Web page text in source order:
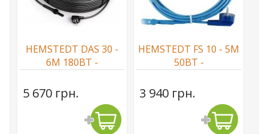
HEMSTEDT DAS 30 -
6М 180ВТ -
КАБЕЛЬ
5 670 грн.
HEMSTEDT FS 10 - 5М
50ВТ -
КАБЕЛЬ
3 940 грн.